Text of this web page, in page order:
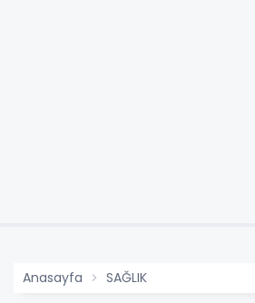
Anasayfa SAĞLIK